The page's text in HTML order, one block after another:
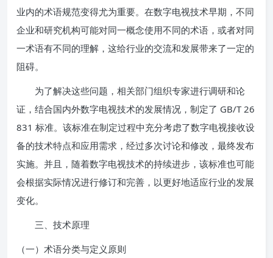
业内的术语规范变得尤为重要。在数字电视技术早期，不同
企业和研究机构可能对同一概念使用不同的术语，或者对同
一术语有不同的理解，这给行业的交流和发展带来了一定的
阻碍。
为了解决这些问题，相关部门组织专家进行调研和论
证，结合国内外数字电视技术的发展情况，制定了 GB/T 26
831 标准。该标准在制定过程中充分考虑了数字电视接收设
备的技术特点和应用需求，经过多次讨论和修改，最终发布
实施。并且，随着数字电视技术的持续进步，该标准也可能
会根据实际情况进行修订和完善，以更好地适应行业的发展
变化。
三、技术原理
（一）术语分类与定义原则